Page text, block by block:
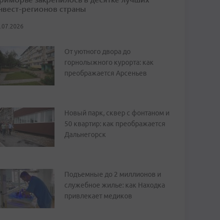
регионов страны
От уютного двора до
горнолыжного курорта: как
преображается Арсеньев
Новый парк, сквер с фонтаном и
50 квартир: как преображается
Дальнегорск
Подъемные до 2 миллионов и
служебное жилье: как Находка
привлекает медиков